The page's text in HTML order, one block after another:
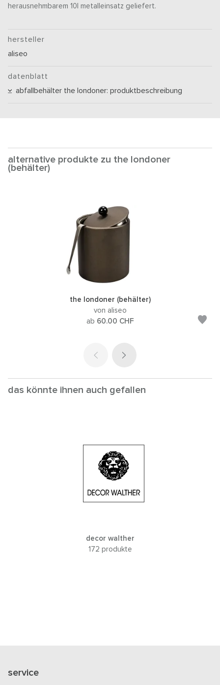
herausnehmbarem 10l metalleinsatz geliefert.
hersteller
aliseo
datenblatt
abfallbehälter the londoner: produktbeschreibung
alternative produkte zu the londoner
(behälter)
the londoner (behälter)
von aliseo
ab 60.00 CHF
das könnte ihnen auch gefallen
decor walther
172 produkte
service